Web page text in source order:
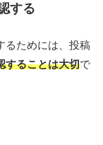
する
るためには、投稿
することは大切で